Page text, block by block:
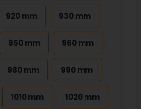
920 mm 930 mm
950 mm 960 mm
980 mm 990 mm
1010 mm 1020 mm